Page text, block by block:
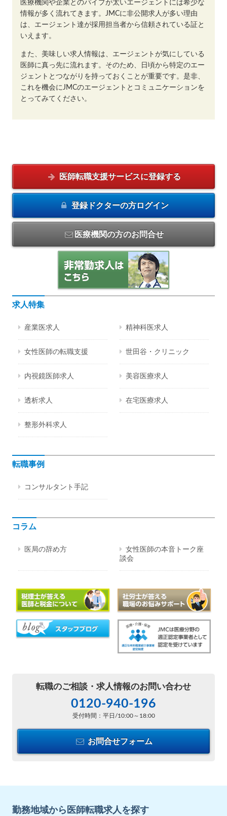
医療機関や企業とのパイプが太いエージェントには希少な
情報が多く流れてきます。JMCに非公開求人が多い理由
は、エージェント達が採用担当者から信頼されている証と
いえます。
また、美味しい求人情報は、エージェントが気にしている
医師に真っ先に流れます。そのため、日頃から特定のエー
ジェントとつながりを持っておくことが重要です。是非、
これを機会にJMCのエージェントとコミュニケーションを
とってみてください。
医師転職支援サービスに登録する
登録ドクターの方ログイン
医療機関の方のお問合せ
求人特集
産業医求人 精神科医求人
女性医師の転職支援 世田谷・クリニック
内視鏡医師求人 美容医療求人
透析求人 在宅医療求人
整形外科求人
転職事例
コンサルタント手記
コラム
医局の辞め方
女性医師の本音トーク座
談会
転職のご相談・ 求人情報のお問い合わせ
0120-940-196
受付時間：平日/10:00～18:00
お問合せフォーム
勤務地域から医師転職求人を探す